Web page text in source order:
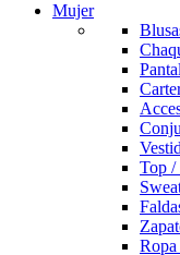
Mujer
Top /